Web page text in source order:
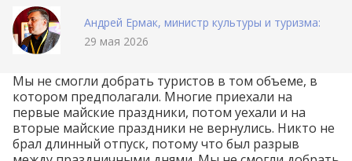
Андрей Ермак, министр культуры и туризма:
29 мая 2026
Мы не смогли добрать туристов в том объеме, в
котором предполагали. Многие приехали на
первые майские праздники, потом уехали и на
вторые майские праздники не вернулись. Никто не
брал длинный отпуск, потому что был разрыв